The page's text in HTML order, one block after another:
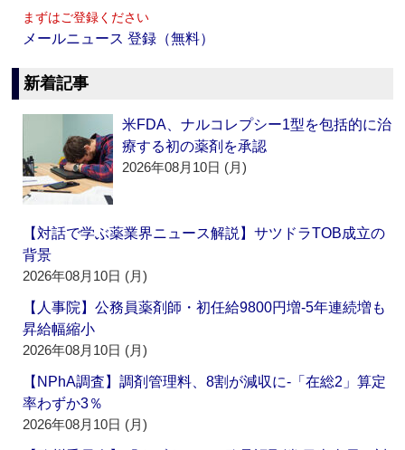
まずはご登録ください
メールニュース 登録（無料）
新着記事
米FDA、ナルコレプシー1型を包括的に治
療する初の薬剤を承認
2026年08月10日 (月)
【対話で学ぶ薬業界ニュース解説】サツドラTOB成立の
背景
2026年08月10日 (月)
【人事院】公務員薬剤師・初任給9800円増‐5年連続増も
昇給幅縮小
2026年08月10日 (月)
【NPhA調査】調剤管理料、8割が減収に‐「在総2」算定
率わずか3％
2026年08月10日 (月)